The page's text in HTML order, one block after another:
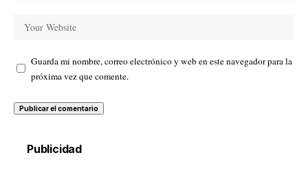
Guarda mi nombre, correo electrónico y web en este navegador para la
próxima vez que comente.
Publicidad